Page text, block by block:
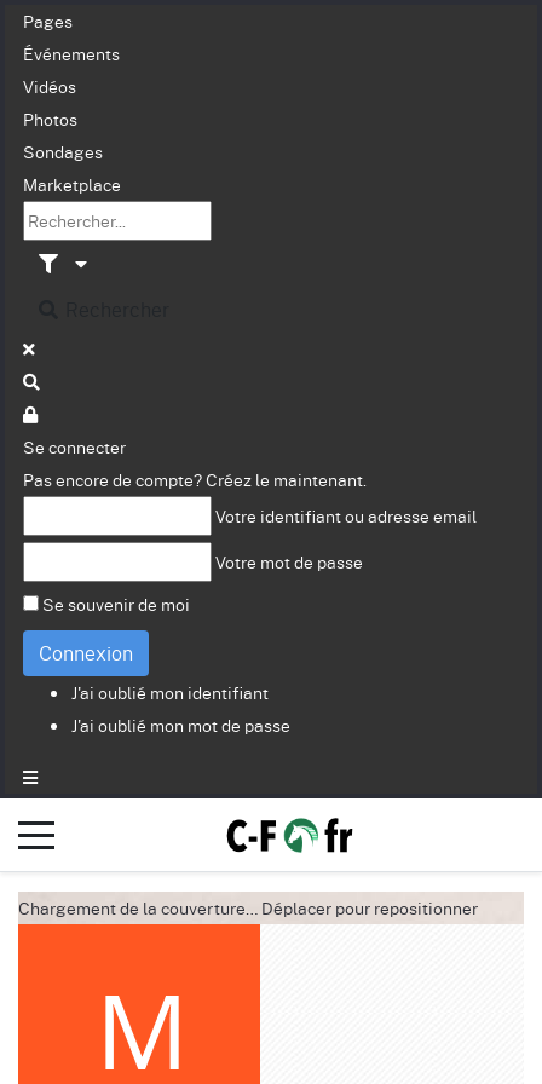
Pages
Événements
Vidéos
Photos
Sondages
Marketplace
Se connecter
Pas encore de compte? Créez le maintenant.
Votre identifiant ou adresse email
Votre mot de passe
Se souvenir de moi
Connexion
J'ai oublié mon identifiant
J'ai oublié mon mot de passe
Chargement de la couverture… Déplacer pour repositionner